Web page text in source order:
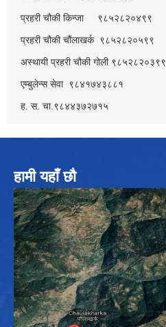
प्रहरी चौकी किन्जा ९८५२८२०४९९
प्रहरी चौकी चौंलाखर्क ९८५२८२०५९९
अस्थायी प्रहरी चौकी गोली ९८५२८२०३९९
एम्बुलेन्स सेवा ९८४१७४३८८१
ह. स. चा.९८४४३७२७१५
हामी यहाँ छौ